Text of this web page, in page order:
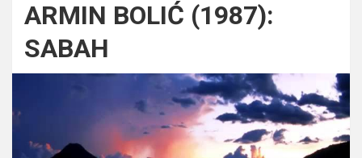
ARMIN BOLIĆ (1987):
SABAH